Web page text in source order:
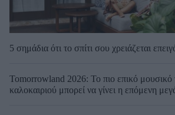
5 σημάδια ότι το σπίτι σου χρειάζεται
Tomorrowland 2026: Το πιο επικό μουσικό
καλοκαιριού μπορεί να γίνει η επόμενη